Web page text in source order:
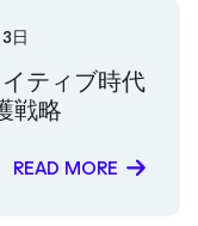
日
ティブ時代
戦略
READ MORE